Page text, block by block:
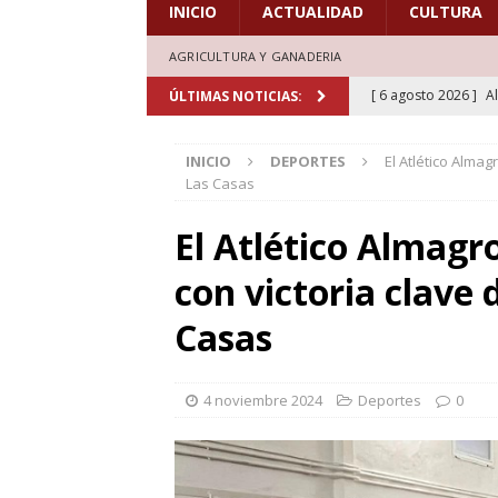
INICIO ACTUALIDAD CULTURA
AGRICULTURA Y GANADERIA
ÚLTIMAS NOTICIAS: [ 6 agosto 2026 ]
[ 5 agosto 2026 ]
DEPORTES
[ 5 agosto 2026 ]
marcada por la
de honor en el
INICIO DEPORTES
El Atlético
Las Casas
El Atlético
con victoria clave
Casas
4 noviembre 2024 Deportes 0